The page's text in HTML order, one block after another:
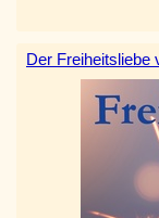
Der Freiheitsliebe